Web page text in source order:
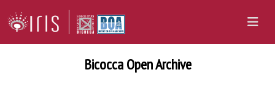
Bicocca Open Archive